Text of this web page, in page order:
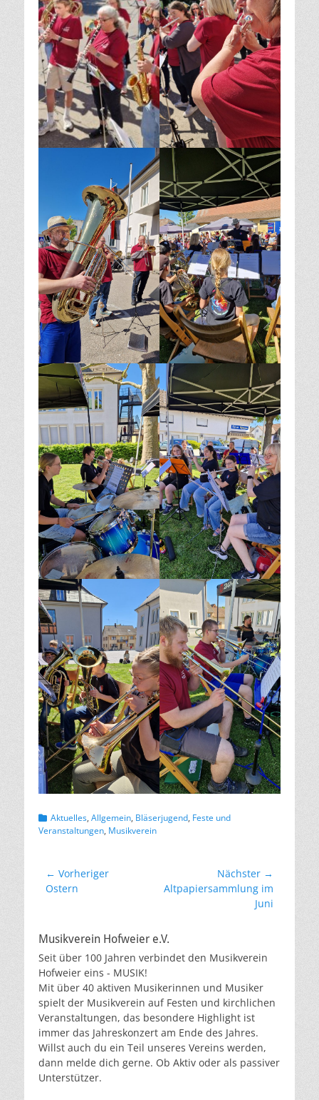
Kategorien
Aktuelles, Allgemein, Bläserjugend, Feste und
Veranstaltungen, Musikverein
Beitragsnavigation
← Vorheriger
Vorheriger
Ostern
Nächster →
Nächster
Altpapiersammlung im
Juni
Musikverein Hofweier e.V.
Seit über 100 Jahren verbindet den Musikverein
Hofweier eins - MUSIK!
Mit über 40 aktiven Musikerinnen und Musiker
spielt der Musikverein auf Festen und kirchlichen
Veranstaltungen, das besondere Highlight ist
immer das Jahreskonzert am Ende des Jahres.
Willst auch du ein Teil unseres Vereins werden,
dann melde dich gerne. Ob Aktiv oder als passiver
Unterstützer.